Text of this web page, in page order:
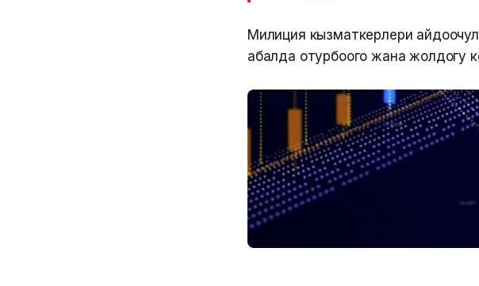
Милиция кызматкерлери
абалда отурбоого жана жолдогу